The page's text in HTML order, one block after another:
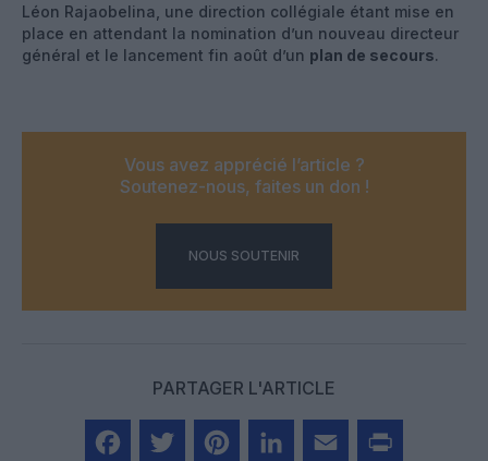
Léon Rajaobelina, une direction collégiale étant mise en
place en attendant la nomination d’un nouveau directeur
général et le lancement fin août d’un plan de secours.
Vous avez apprécié l’article ?
Soutenez-nous, faites un don !
NOUS SOUTENIR
PARTAGER L'ARTICLE